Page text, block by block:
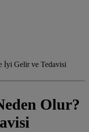
İyi Gelir ve Tedavisi
Olur?